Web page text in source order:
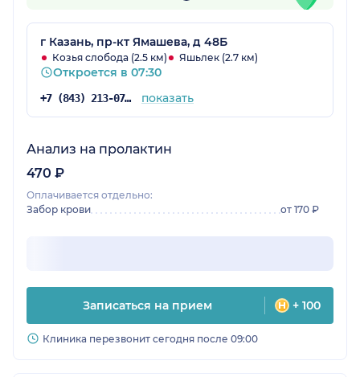
г Казань, пр-кт Ямашева, д 48Б
Козья слобода (2.5 км) Яшьлек (2.7 км)
Откроется в 07:30
+7 (843) 213-07-53 показать
Анализ на пролактин
470 ₽
Оплачивается отдельно:
Забор крови
от 170 ₽
Записаться на прием + 100
Клиника перезвонит сегодня после 09:00